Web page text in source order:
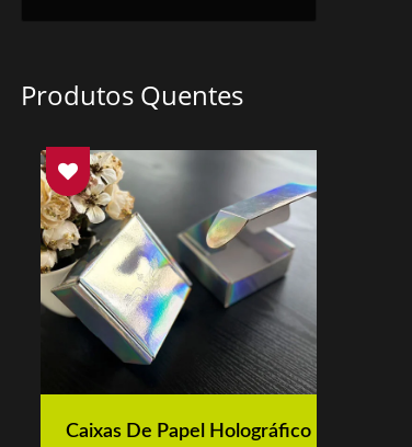
Produtos Quentes
Caixas De Papel Holográfico